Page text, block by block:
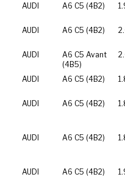
AUDI
A6 C5 (4B2)
AUDI A6 C5 (4B2)
AUDI
A6 C5 Avant
(4B5)
AUDI A6 C5 (4B2)
AUDI A6 C5 (4B2)
AUDI A6 C5 (4B2)
AUDI A6 C5 (4B2)